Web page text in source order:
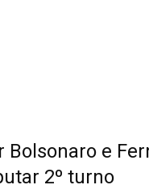
Bolsonaro e
2º turno